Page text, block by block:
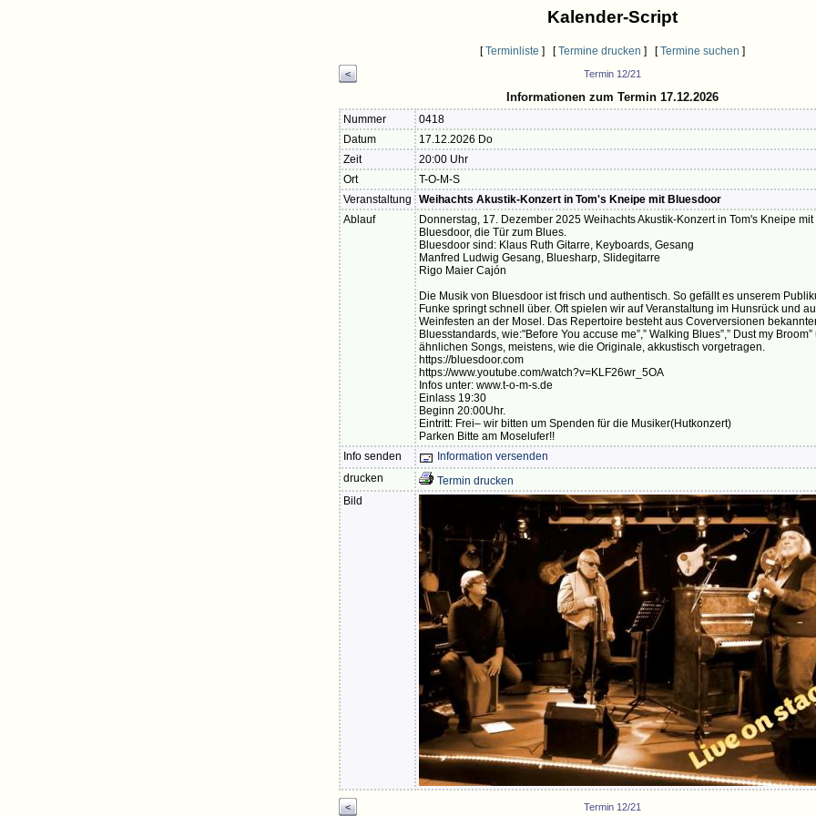
Kalender-Script
[Terminliste ] [Termine drucken ] [Termine suchen ]
< Termin 12/21
Informationen zum Termin 17.12.2026
Nummer
0418
Datum
17.12.2026 Do
Zeit
20:00 Uhr
Ort
T-O-M-S
Veranstaltung
Weihachts Akustik-Konzert in Tom's Kneipe mit Bluesdoor
Ablauf
Donnerstag, 17. Dezember 2025 Weihachts Akustik-Konzert in Tom's Kneipe
Bluesdoor, die Tür zum Blues.
Bluesdoor sind: Klaus Ruth Gitarre, Keyboards, Gesang
Manfred Ludwig Gesang, Bluesharp, Slidegitarre
Rigo Maier Cajón
Die Musik von Bluesdoor ist frisch und authentisch. So gefällt es unserem
Funke springt schnell über. Oft spielen wir auf Veranstaltung im Hunsrück und
Weinfesten an der Mosel. Das Repertoire besteht aus Coverversionen
Bluesstandards, wie:"Before You accuse me”,” Walking Blues”,” Dust my Broom”
ähnlichen Songs, meistens, wie die Originale, akkustisch vorgetragen.
https://bluesdoor.com
https://www.youtube.com/watch?v=KLF26wr_5OA
Infos unter: www.t-o-m-s.de
Einlass 19:30
Beginn 20:00Uhr.
Eintritt: Frei– wir bitten um Spenden für die Musiker(Hutkonzert)
Parken Bitte am Moselufer!!
Info senden
Information versenden
drucken
Termin drucken
Bild
< Termin 12/21